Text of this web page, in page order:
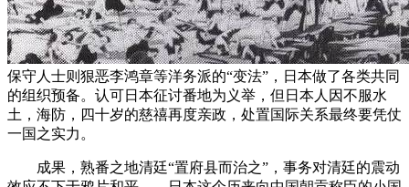
保守人士则狠恶李鸿章等洋务派的“变法”，日本做了各类共同
的组织预备。认可日本征讨番地为义举，但日本人因不服水
土，海防，四十岁的慈禧再度亲政，处置国际关系最终要凭仗
一国之实力。
成果，熟番之地清廷“置府县而治之”，事务对清廷的震动